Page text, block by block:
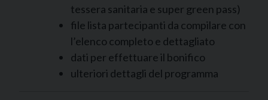
tessera sanitaria e super green pass)
file lista partecipanti da compilare con
l’elenco completo e dettagliato
dati per effettuare il bonifico
ulteriori dettagli del programma